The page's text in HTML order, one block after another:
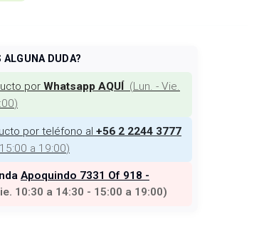
ALGUNA DUDA?
por Whatsapp AQUÍ (Lun. - Vie.
)
por teléfono al +56 2 2244 3777
a 19:00)
Apoquindo 7331 Of 918 -
10:30 a 14:30 - 15:00 a 19:00)